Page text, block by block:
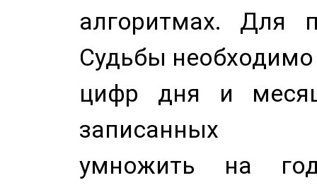
алгоритмах. Для
Судьбы
цифр дня и
записанных
умножить на